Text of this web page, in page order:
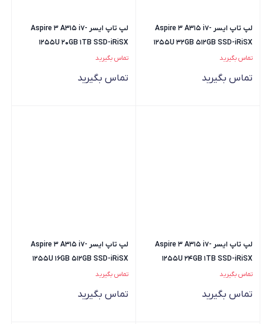
لپ تاپ ایسر Aspire 3 A315 i7-
1255U 32GB 512GB SSD-iRiSX
تماس بگیرید
تماس بگیرید
لپ تاپ ایسر Aspire 3 A315 i7-
1255U 20GB 1TB SSD-iRiSX
تماس بگیرید
تماس بگیرید
لپ تاپ ایسر Aspire 3 A315 i7-
1255U 24GB 1TB SSD-iRiSX
تماس بگیرید
تماس بگیرید
لپ تاپ ایسر Aspire 3 A315 i7-
1255U 16GB 512GB SSD-iRiSX
تماس بگیرید
تماس بگیرید